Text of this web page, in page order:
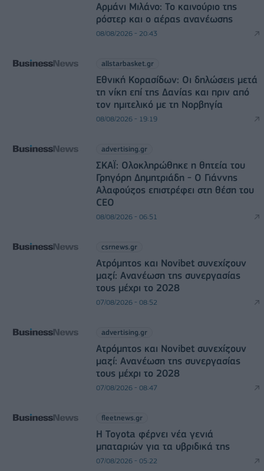
Αρμάνι Μιλάνο: Το καινούριο της
ρόστερ και ο αέρας ανανέωσης
08/08/2026 - 20:43
allstarbasket.gr
Εθνική Κορασίδων: Οι δηλώσεις μετά
τη νίκη επί της Δανίας και πριν από
τον ημιτελικό με τη Νορβηγία
08/08/2026 - 19:19
advertising.gr
ΣΚΑΪ: Ολοκληρώθηκε η θητεία του
Γρηγόρη Δημητριάδη - Ο Γιάννης
Αλαφούζος επιστρέφει στη θέση του
CEO
08/08/2026 - 06:51
csrnews.gr
Ατρόμητος και Novibet συνεχίζουν
μαζί: Ανανέωση της συνεργασίας
τους μέχρι το 2028
07/08/2026 - 08:52
advertising.gr
Ατρόμητος και Novibet συνεχίζουν
μαζί: Ανανέωση της συνεργασίας
τους μέχρι το 2028
07/08/2026 - 08:47
fleetnews.gr
Η Toyota φέρνει νέα γενιά
μπαταριών για τα υβριδικά της
07/08/2026 - 05:22